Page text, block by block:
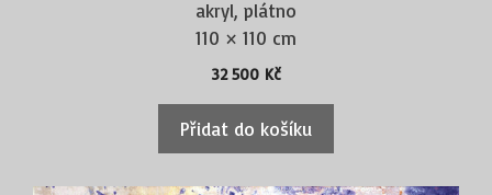
akryl, plátno
110 × 110 cm
32 500 Kč
Přidat do košíku